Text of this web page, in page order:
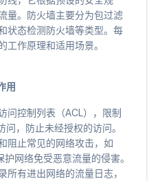
量。防火墙主要分为包过滤
状态检测防火墙等类型。每
工作原理和适用场景。
用
问控制列表（ACL），限制
，防止未经授权的访问。
阻止常见的网络攻击，如
网络免受恶意流量的侵害。
所有进出网络的流量日志，